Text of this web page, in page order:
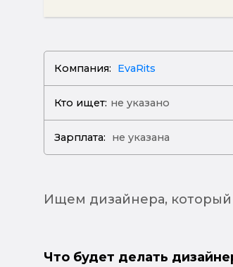
Компания: EvaRits
Кто ищет: не указано
Зарплата: не указана
Ищем дизайнера, который
Что будет делать